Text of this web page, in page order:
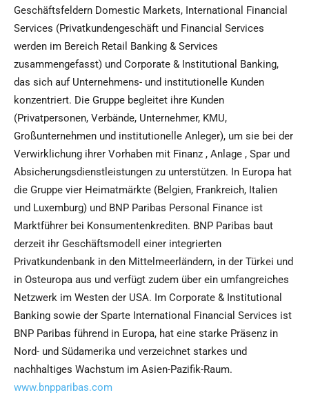
Geschäftsfeldern Domestic Markets, International Financial
Services (Privatkundengeschäft und Financial Services
werden im Bereich Retail Banking & Services
zusammengefasst) und Corporate & Institutional Banking,
das sich auf Unternehmens- und institutionelle Kunden
konzentriert. Die Gruppe begleitet ihre Kunden
(Privatpersonen, Verbände, Unternehmer, KMU,
Großunternehmen und institutionelle Anleger), um sie bei der
Verwirklichung ihrer Vorhaben mit Finanz , Anlage , Spar und
Absicherungsdienstleistungen zu unterstützen. In Europa hat
die Gruppe vier Heimatmärkte (Belgien, Frankreich, Italien
und Luxemburg) und BNP Paribas Personal Finance ist
Marktführer bei Konsumentenkrediten. BNP Paribas baut
derzeit ihr Geschäftsmodell einer integrierten
Privatkundenbank in den Mittelmeerländern, in der Türkei und
in Osteuropa aus und verfügt zudem über ein umfangreiches
Netzwerk im Westen der USA. Im Corporate & Institutional
Banking sowie der Sparte International Financial Services ist
BNP Paribas führend in Europa, hat eine starke Präsenz in
Nord- und Südamerika und verzeichnet starkes und
nachhaltiges Wachstum im Asien-Pazifik-Raum.
www.bnpparibas.com